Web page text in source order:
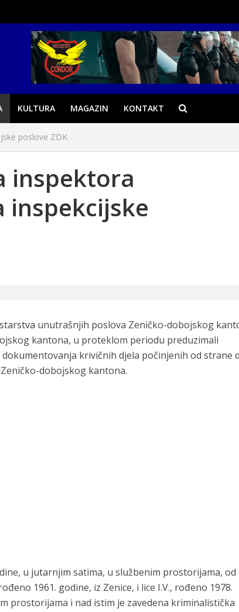
KULTURA MAGAZIN KONTAKT
poslove ZDK
inspektora
inspekcijske
unutrašnjih poslova Zeničko-dobojskog
kantona, u proteklom periodu preduzimali
krivičnih djela počinjenih od strane
dobojskog kantona.
u jutarnjim satima, u službenim prostorijama, od
1961. godine, iz Zenice, i lice I.V., rođeno 1978.
prostorijama i nad istim je zavedena kriminalistička